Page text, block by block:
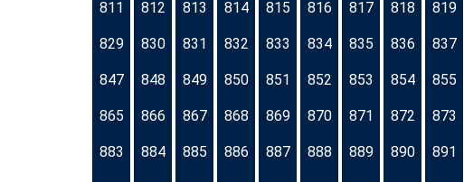
811 812 813 814 815 816 817 818 819
829 830 831 832 833 834 835 836 837
847 848 849 850 851 852 853 854 855
865 866 867 868 869 870 871 872 873
883 884 885 886 887 888 889 890 891